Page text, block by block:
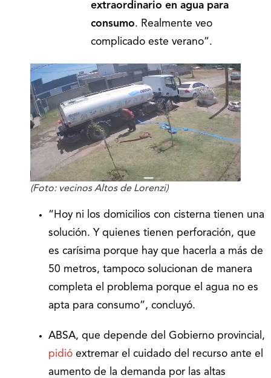
extraordinario en agua para
consumo. Realmente veo
complicado este verano”.
(Foto: vecinos Altos de Lorenzi)
“Hoy ni los domicilios con cisterna tienen una
solución. Y quienes tienen perforación, que
es carísima porque hay que hacerla a más de
50 metros, tampoco solucionan de manera
completa el problema porque el agua no es
apta para consumo”, concluyó.
ABSA, que depende del Gobierno provincial,
pidió extremar el cuidado del recurso ante el
aumento de la demanda por las altas